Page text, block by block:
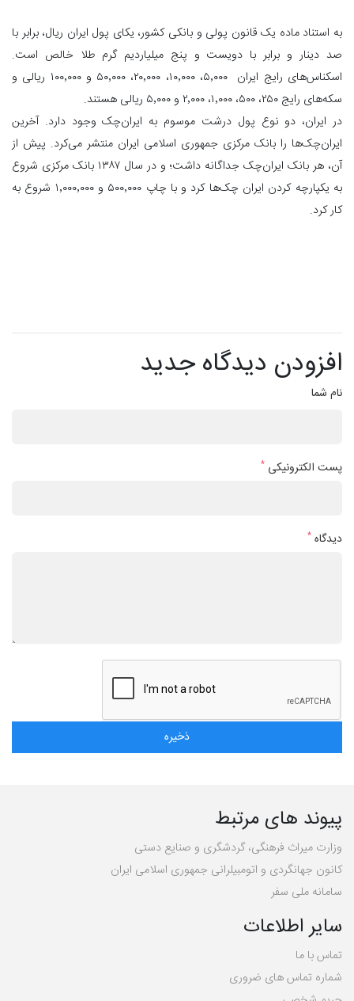
به استناد ماده یک قانون پولی و بانکی کشور، یکای پول ایران ریال، برابر با
صد دینار و برابر با دویست و پنج میلیاردیم گرم طلا خالص است.
اسکناس‌های رایج ایران ۵٬۰۰۰، ۱۰٬۰۰۰، ۲۰٬۰۰۰، ۵۰٬۰۰۰ و ۱۰۰٬۰۰۰ ریالی و
سکه‌های رایج ۲۵۰، ۵۰۰، ۱٬۰۰۰، ۲٬۰۰۰ و ۵٬۰۰۰ ریالی هستند.
در ایران، دو نوع پول درشت موسوم به ایران‌چک وجود دارد. آخرین
ایران‌چک‌ها را بانک مرکزی جمهوری اسلامی ایران منتشر می‌کرد. پیش از
آن، هر بانک ایران‌چک جداگانه داشت؛ و در سال ۱۳۸۷ بانک مرکزی شروع
به یکپارچه کردن ایران چک‌ها کرد و با چاپ ۵۰۰٬۰۰۰ و ۱٬۰۰۰٬۰۰۰ شروع به
کار کرد.
افزودن دیدگاه جدید
نام شما
پست الکترونیکی *
دیدگاه *
پیوند های مرتبط
وزارت میراث فرهنگی، گردشگری و صنایع دستی
کانون جهانگردی و اتومبیلرانی جمهوری اسلامی ایران
سامانه ملی سفر
سایر اطلاعات
تماس با ما
شماره تماس های ضروری